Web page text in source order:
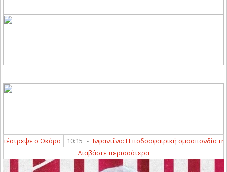
ο Οκόρο 10:15 - Ινφαντίνο: Η ποδοσφαιρική ομοσπονδία της
Διαβάστε περισσότερα